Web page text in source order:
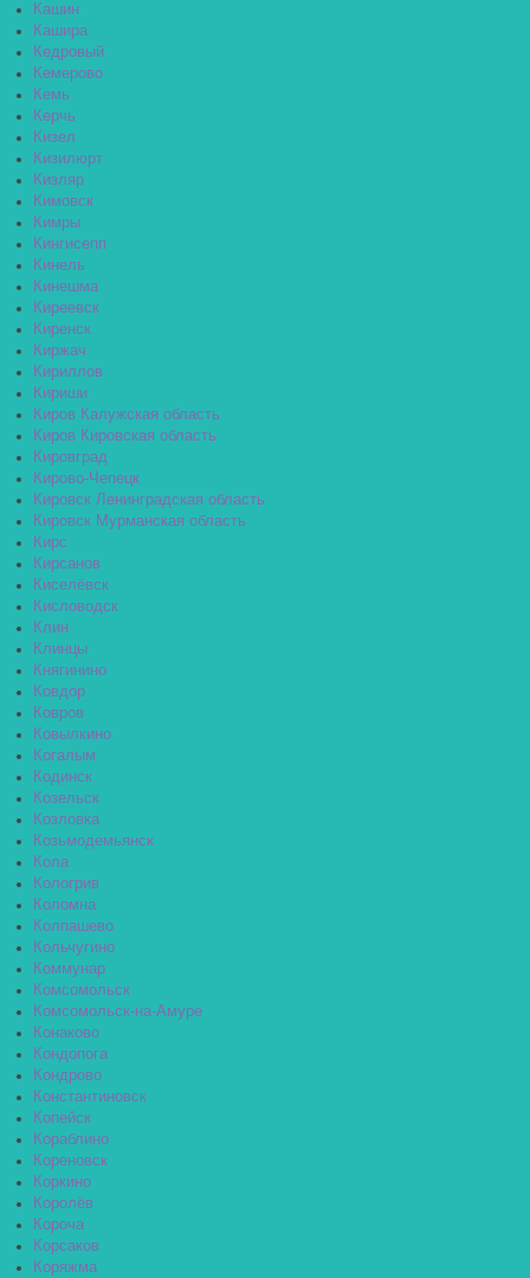
Кашин
Кашира
Кедровый
Кемерово
Кемь
Керчь
Кизел
Кизилюрт
Кизляр
Кимовск
Кимры
Кингисепп
Кинель
Кинешма
Киреевск
Киренск
Киржач
Кириллов
Кириши
Киров Калужская область
Киров Кировская область
Кировград
Кирово-Чепецк
Кировск Ленинградская область
Кировск Мурманская область
Кирс
Кирсанов
Киселёвск
Кисловодск
Клин
Клинцы
Княгинино
Ковдор
Ковров
Ковылкино
Когалым
Кодинск
Козельск
Козловка
Козьмодемьянск
Кола
Кологрив
Коломна
Колпашево
Кольчугино
Коммунар
Комсомольск
Комсомольск-на-Амуре
Конаково
Кондопога
Кондрово
Константиновск
Копейск
Кораблино
Кореновск
Коркино
Королёв
Короча
Корсаков
Коряжма